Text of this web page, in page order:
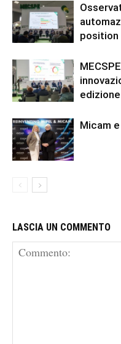
position
edizione
Micam
LASCIA UN COMMENTO